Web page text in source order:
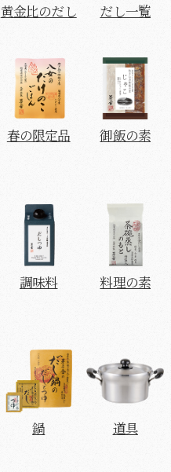
黄金比のだし だし一覧
春の限定品 御飯の素
調味料 料理の素
鍋 道具